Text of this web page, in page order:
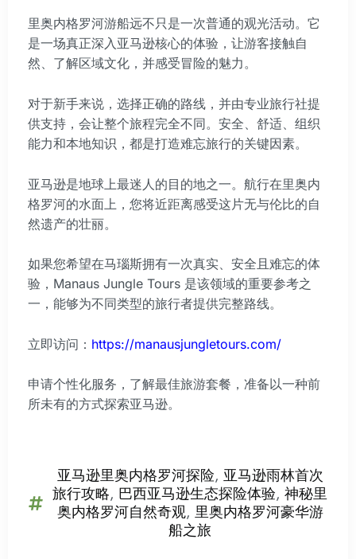
里奥内格罗河游船远不只是一次普通的观光活动。它
是一场真正深入亚马逊核心的体验，让游客接触自
然、了解区域文化，并感受冒险的魅力。
对于新手来说，选择正确的路线，并由专业旅行社提
供支持，会让整个旅程完全不同。安全、舒适、组织
能力和本地知识，都是打造难忘旅行的关键因素。
亚马逊是地球上最迷人的目的地之一。航行在里奥内
格罗河的水面上，您将近距离感受这片无与伦比的自
然遗产的壮丽。
如果您希望在马瑙斯拥有一次真实、安全且难忘的体
验，Manaus Jungle Tours 是该领域的重要参考之
一，能够为不同类型的旅行者提供完整路线。
立即访问： https://manausjungletours.com/
申请个性化服务，了解最佳旅游套餐，准备以一种前
所未有的方式探索亚马逊。
亚马逊里奥内格罗河探险, 亚马逊雨林首次
旅行攻略, 巴西亚马逊生态探险体验, 神秘里
奥内格罗河自然奇观, 里奥内格罗河豪华游
船之旅